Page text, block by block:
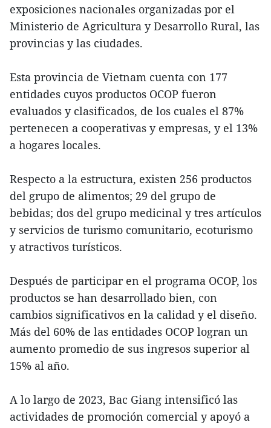
exposiciones nacionales organizadas por el
Ministerio de Agricultura y Desarrollo Rural, las
provincias y las ciudades.
Esta provincia de Vietnam cuenta con 177
entidades cuyos productos OCOP fueron
evaluados y clasificados, de los cuales el 87%
pertenecen a cooperativas y empresas, y el 13%
a hogares locales.
Respecto a la estructura, existen 256 productos
del grupo de alimentos; 29 del grupo de
bebidas; dos del grupo medicinal y tres artículos
y servicios de turismo comunitario, ecoturismo
y atractivos turísticos.
Después de participar en el programa OCOP, los
productos se han desarrollado bien, con
cambios significativos en la calidad y el diseño.
Más del 60% de las entidades OCOP logran un
aumento promedio de sus ingresos superior al
15% al año.
A lo largo de 2023, Bac Giang intensificó las
actividades de promoción comercial y apoyó a